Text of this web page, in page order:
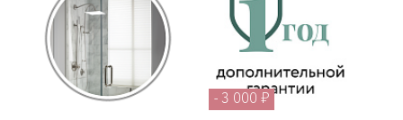
- 3 000 ₽